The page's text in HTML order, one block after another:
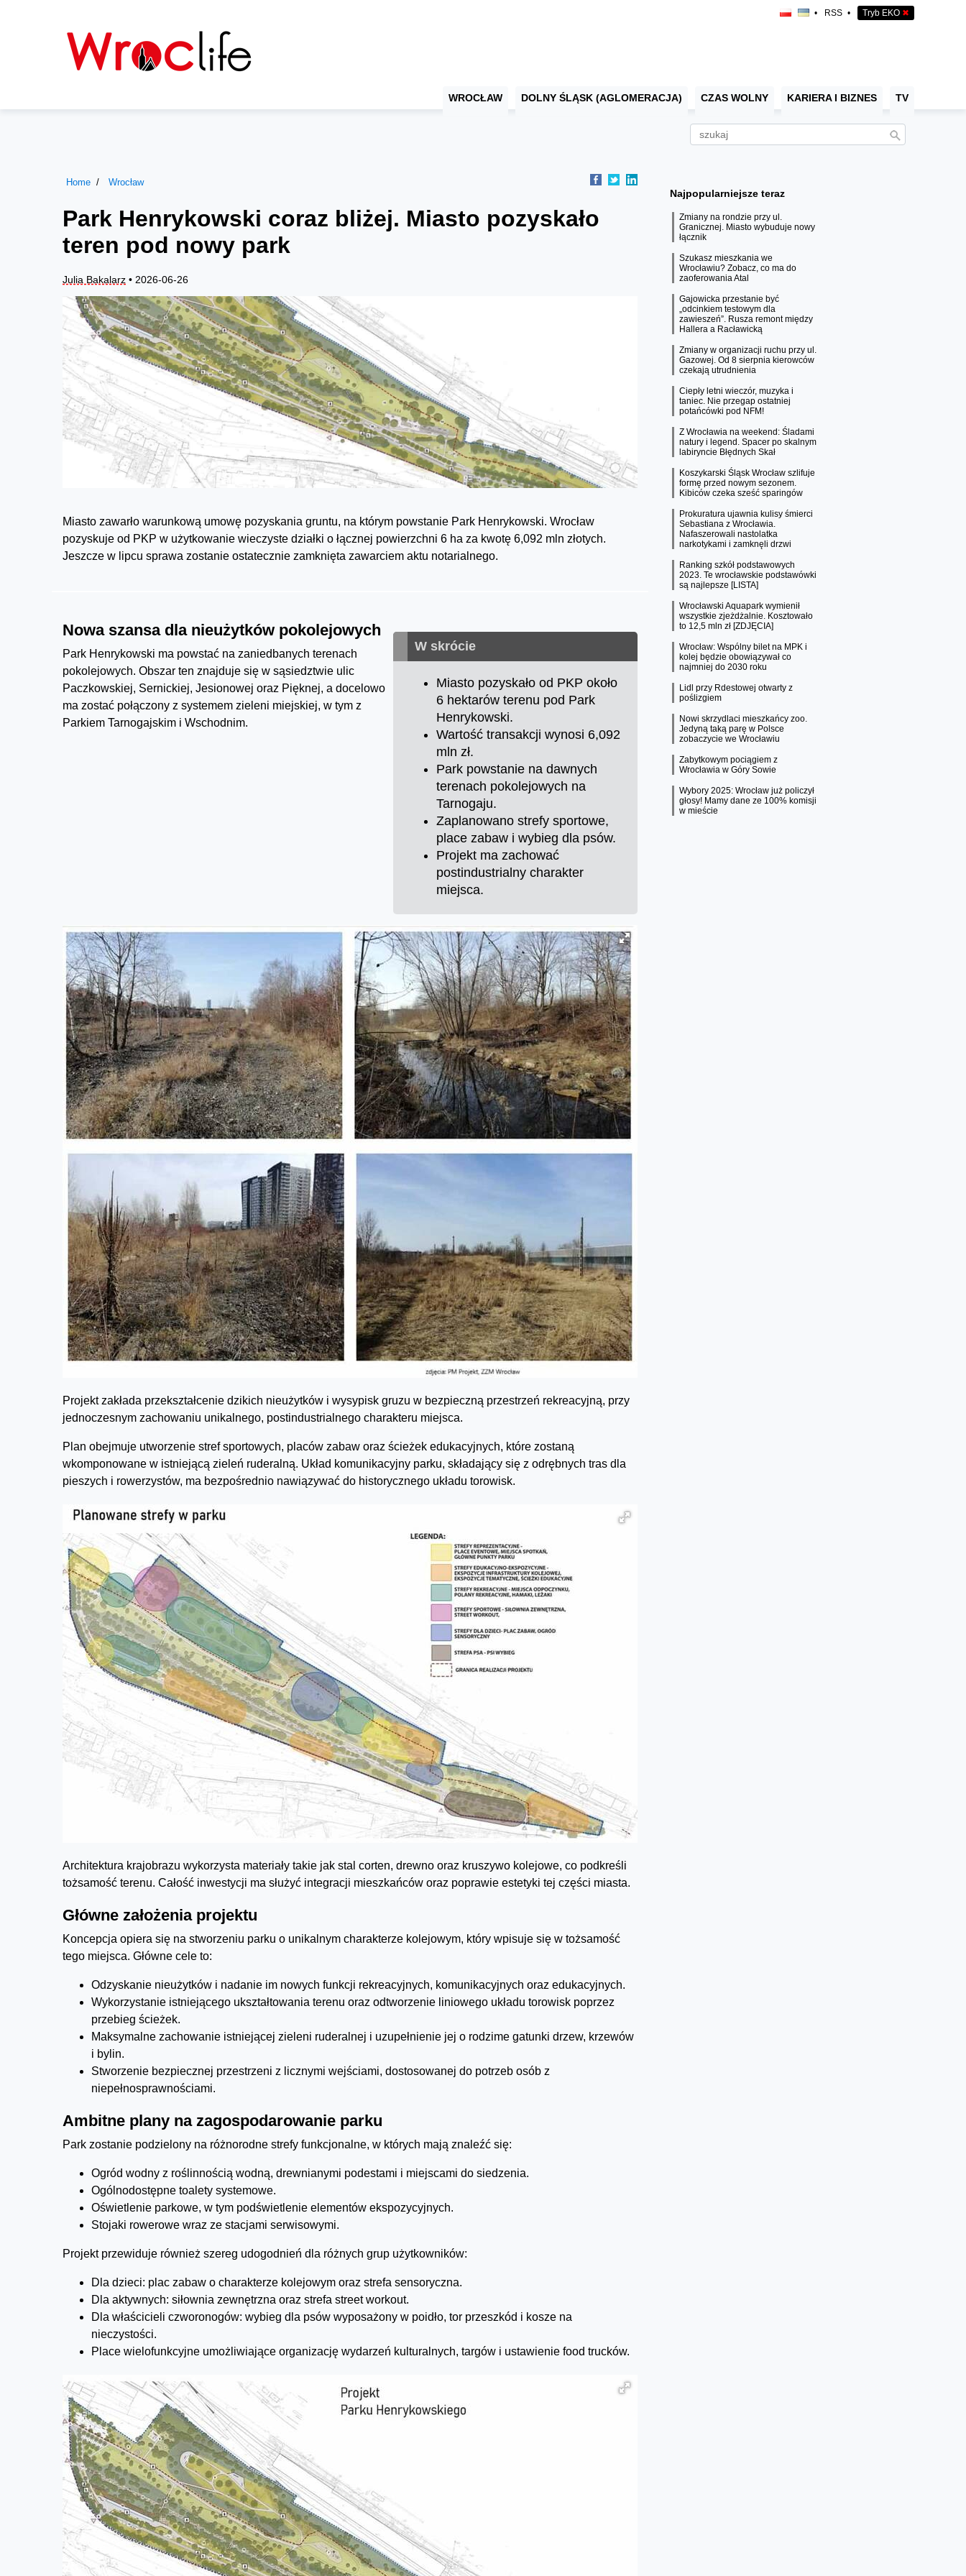
• RSS • Tryb EKO ✖
WROCŁAW DOLNY ŚLĄSK (AGLOMERACJA) CZAS WOLNY KARIERA I BIZNES TV
Home Wrocław
Park Henrykowski coraz bliżej. Miasto pozyskało
teren pod nowy park
Julia Bakalarz • 2026-06-26
Miasto zawarło warunkową umowę pozyskania gruntu, na którym powstanie Park Henrykowski. Wrocław
pozyskuje od PKP w użytkowanie wieczyste działki o łącznej powierzchni 6 ha za kwotę 6,092 mln złotych.
Jeszcze w lipcu sprawa zostanie ostatecznie zamknięta zawarciem aktu notarialnego.
W skrócie
Miasto pozyskało od PKP około
6 hektarów terenu pod Park
Henrykowski.
Wartość transakcji wynosi 6,092
mln zł.
Park powstanie na dawnych
terenach pokolejowych na
Tarnogaju.
Zaplanowano strefy sportowe,
place zabaw i wybieg dla psów.
Projekt ma zachować
postindustrialny charakter
miejsca.
Nowa szansa dla nieużytków pokolejowych
Park Henrykowski ma powstać na zaniedbanych terenach
pokolejowych. Obszar ten znajduje się w sąsiedztwie ulic
Paczkowskiej, Sernickiej, Jesionowej oraz Pięknej, a docelowo
ma zostać połączony z systemem zieleni miejskiej, w tym z
Parkiem Tarnogajskim i Wschodnim.
Projekt zakłada przekształcenie dzikich nieużytków i wysypisk gruzu w bezpieczną przestrzeń rekreacyjną, przy
jednoczesnym zachowaniu unikalnego, postindustrialnego charakteru miejsca.
Plan obejmuje utworzenie stref sportowych, placów zabaw oraz ścieżek edukacyjnych, które zostaną
wkomponowane w istniejącą zieleń ruderalną. Układ komunikacyjny parku, składający się z odrębnych tras dla
pieszych i rowerzystów, ma bezpośrednio nawiązywać do historycznego układu torowisk.
Architektura krajobrazu wykorzysta materiały takie jak stal corten, drewno oraz kruszywo kolejowe, co podkreśli
tożsamość terenu. Całość inwestycji ma służyć integracji mieszkańców oraz poprawie estetyki tej części miasta.
Główne założenia projektu
Koncepcja opiera się na stworzeniu parku o unikalnym charakterze kolejowym, który wpisuje się w tożsamość
tego miejsca. Główne cele to:
Odzyskanie nieużytków i nadanie im nowych funkcji rekreacyjnych, komunikacyjnych oraz edukacyjnych.
Wykorzystanie istniejącego ukształtowania terenu oraz odtworzenie liniowego układu torowisk poprzez
przebieg ścieżek.
Maksymalne zachowanie istniejącej zieleni ruderalnej i uzupełnienie jej o rodzime gatunki drzew, krzewów
i bylin.
Stworzenie bezpiecznej przestrzeni z licznymi wejściami, dostosowanej do potrzeb osób z
niepełnosprawnościami.
Ambitne plany na zagospodarowanie parku
Park zostanie podzielony na różnorodne strefy funkcjonalne, w których mają znaleźć się:
Ogród wodny z roślinnością wodną, drewnianymi podestami i miejscami do siedzenia.
Ogólnodostępne toalety systemowe.
Oświetlenie parkowe, w tym podświetlenie elementów ekspozycyjnych.
Stojaki rowerowe wraz ze stacjami serwisowymi.
Projekt przewiduje również szereg udogodnień dla różnych grup użytkowników:
Dla dzieci: plac zabaw o charakterze kolejowym oraz strefa sensoryczna.
Dla aktywnych: siłownia zewnętrzna oraz strefa street workout.
Dla właścicieli czworonogów: wybieg dla psów wyposażony w poidło, tor przeszkód i kosze na
nieczystości.
Place wielofunkcyjne umożliwiające organizację wydarzeń kulturalnych, targów i ustawienie food trucków.
Najpopularniejsze teraz
Zmiany na rondzie przy ul.
Granicznej. Miasto wybuduje nowy
łącznik
Szukasz mieszkania we
Wrocławiu? Zobacz, co ma do
zaoferowania Atal
Gajowicka przestanie być
„odcinkiem testowym dla
zawieszeń”. Rusza remont między
Hallera a Racławicką
Zmiany w organizacji ruchu przy ul.
Gazowej. Od 8 sierpnia kierowców
czekają utrudnienia
Ciepły letni wieczór, muzyka i
taniec. Nie przegap ostatniej
potańcówki pod NFM!
Z Wrocławia na weekend: Śladami
natury i legend. Spacer po skalnym
labiryncie Błędnych Skał
Koszykarski Śląsk Wrocław szlifuje
formę przed nowym sezonem.
Kibiców czeka sześć sparingów
Prokuratura ujawnia kulisy śmierci
Sebastiana z Wrocławia.
Nafaszerowali nastolatka
narkotykami i zamknęli drzwi
Ranking szkół podstawowych
2023. Te wrocławskie podstawówki
są najlepsze [LISTA]
Wrocławski Aquapark wymienił
wszystkie zjeżdżalnie. Kosztowało
to 12,5 mln zł [ZDJĘCIA]
Wrocław: Wspólny bilet na MPK i
kolej będzie obowiązywał co
najmniej do 2030 roku
Lidl przy Rdestowej otwarty z
poślizgiem
Nowi skrzydlaci mieszkańcy zoo.
Jedyną taką parę w Polsce
zobaczycie we Wrocławiu
Zabytkowym pociągiem z
Wrocławia w Góry Sowie
Wybory 2025: Wrocław już policzył
głosy! Mamy dane ze 100% komisji
w mieście